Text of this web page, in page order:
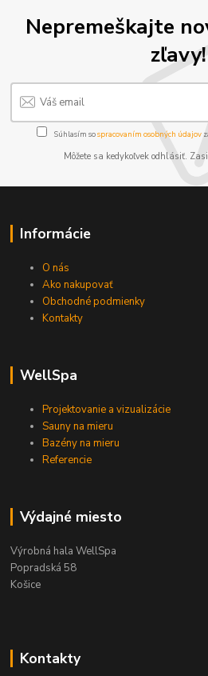
Nepremeškajte
zľavy!
Súhlasím sospracovaním osobných údajov
Môžete sa kedykoľvek odhlásiť.
Informácie
O nás
Ako nakupovať
Obchodné podmienky
Kontakty
WellSpa
Projektovanie a vizualizácie
Sauny na mieru
Bazény na mieru
Referencie
Výdajné miesto
Výrobná hala WellSpa
Popradská 58
Košice
Kontakty